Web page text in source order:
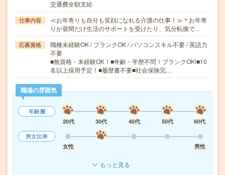
交通費全額支給
仕事内容
≪お年寄りも自分も笑顔になれる介護の仕事！≫＊お年寄
りが昼間だけ生活のサポートを受けたり、気分転換で…
応募資格
職種未経験OK / ブランクOK / パソコンスキル不要 / 英語力
不要
■無資格・未経験OK！■年齢・学歴不問！ブランクOK!■10
名以上採用予定！■履歴書不要■社会保険完…
職場の雰囲気
年齢層
20代
30代 40代 50代
60代
男女比率
女性
男性
もっと見る